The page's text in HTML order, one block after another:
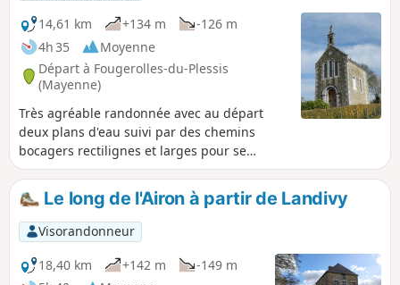
14,61 km
+134 m
-126 m
4h 35
Moyenne
Départ à Fougerolles-du-Plessis
(Mayenne)
Très agréable randonnée avec au départ
deux plans d'eau suivi par des chemins
bocagers rectilignes et larges pour se
poursuivre dans la boucle de l'Ouest par
une marche à vue le long d'un petit cours
d'eau. Au cours du périple, de très belles
demeures et deux petites chapelles.
Le long de l'Airon à partir de Landivy
Visorandonneur
18,40 km
+142 m
-149 m